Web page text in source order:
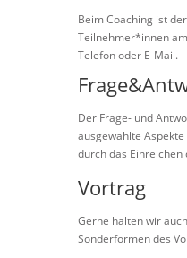
Beim Coaching ist
Teilnehmer*innen
Telefon oder E-Mail.
Der Frage- und
ausgewählte
durch das
Vortrag
Gerne halten wir
Sonderformen des